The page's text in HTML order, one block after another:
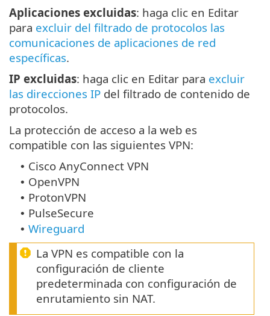
Aplicaciones excluidas: haga clic en Editar
para excluir del filtrado de protocolos las
comunicaciones de aplicaciones de red
específicas.
IP excluidas: haga clic en Editar para excluir
las direcciones IP del filtrado de contenido de
protocolos.
La protección de acceso a la web es
compatible con las siguientes VPN:
• Cisco AnyConnect VPN
• OpenVPN
• ProtonVPN
• PulseSecure
• Wireguard
La VPN es compatible con la
configuración de cliente
predeterminada con configuración de
enrutamiento sin NAT.